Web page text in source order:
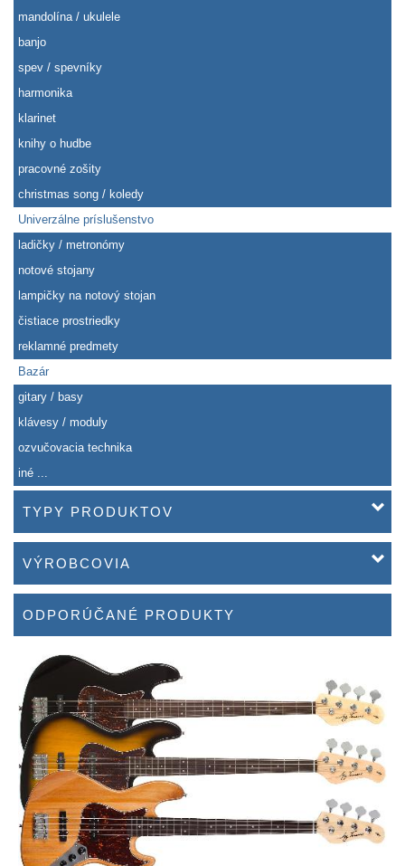
mandolína / ukulele
banjo
spev / spevníky
harmonika
klarinet
knihy o hudbe
pracovné zošity
christmas song / koledy
Univerzálne príslušenstvo
ladičky / metronómy
notové stojany
lampičky na notový stojan
čistiace prostriedky
reklamné predmety
Bazár
gitary / basy
klávesy / moduly
ozvučovacia technika
iné ...
TYPY PRODUKTOV
VÝROBCOVIA
ODPORÚČANÉ PRODUKTY